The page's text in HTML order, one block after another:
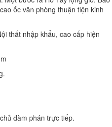
ốc văn phòng thuận tiện kinh
thất nhập khẩu, cao cấp hiện
đàm phán trực tiếp.